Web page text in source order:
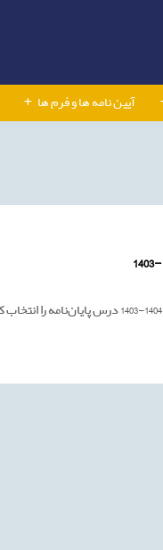
آیین نامه ها و فرم ها
اول
سال